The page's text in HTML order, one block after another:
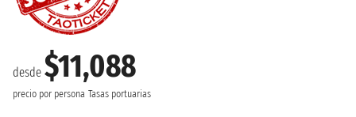
desde $11,088
precio por persona Tasas portuarias